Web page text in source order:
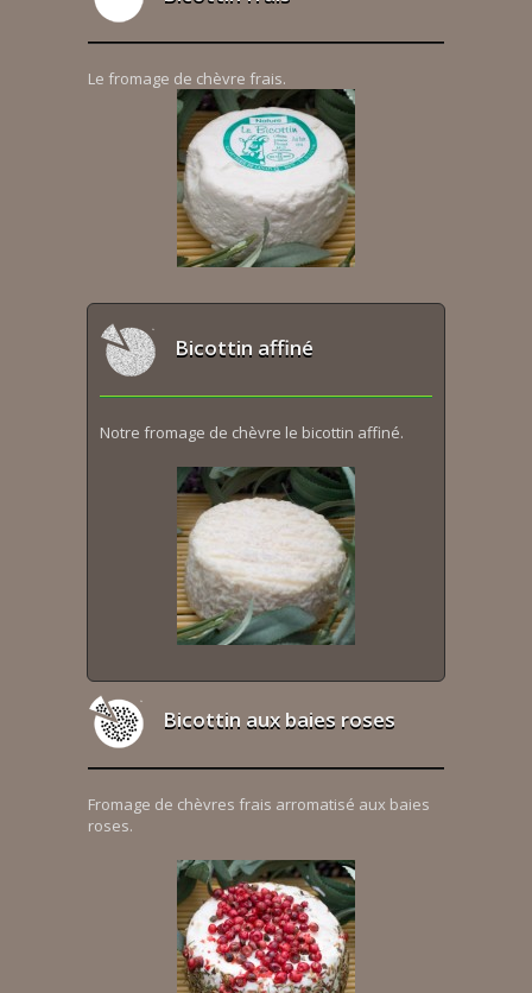
Le fromage de chèvre frais.
Bicottin affiné
Notre fromage de chèvre le bicottin affiné.
Bicottin aux baies roses
Fromage de chèvres frais arromatisé aux baies
roses.